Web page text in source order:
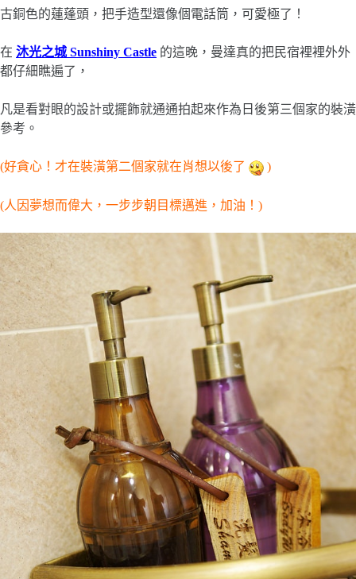
古銅色的蓮蓬頭，把手造型還像個電話筒，可愛極了！
在 沐光之城 Sunshiny Castle 的這晚，曼達真的把民宿裡裡外外
都仔細瞧遍了，
凡是看對眼的設計或擺飾就通通拍起來作為日後第三個家的裝潢
參考。
(好貪心！才在裝潢第二個家就在肖想以後了 )
(人因夢想而偉大，一步步朝目標邁進，加油！)